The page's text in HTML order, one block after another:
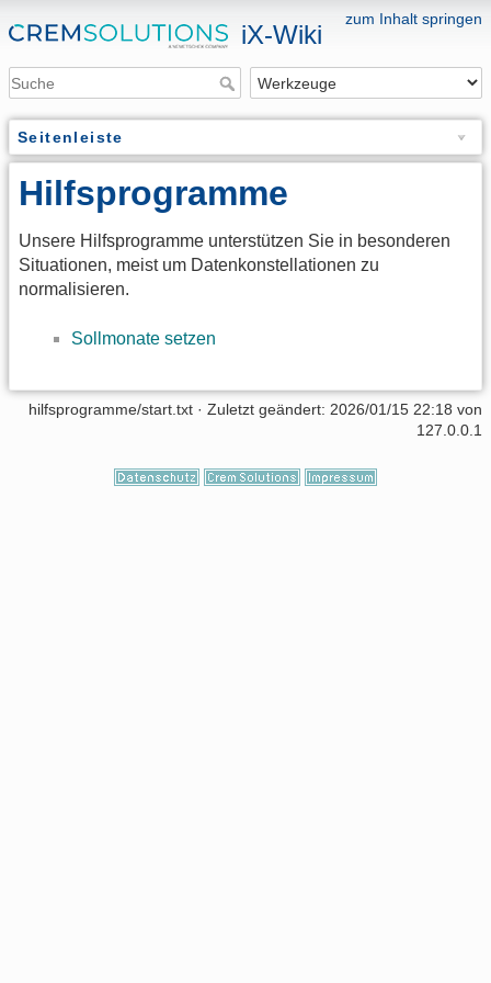
zum Inhalt springen
iX-Wiki
Seitenleiste
Hilfsprogramme
Unsere Hilfsprogramme unterstützen Sie in besonderen
Situationen, meist um Datenkonstellationen zu
normalisieren.
Sollmonate setzen
hilfsprogramme/start.txt · Zuletzt geändert: 2026/01/15 22:18 von
127.0.0.1